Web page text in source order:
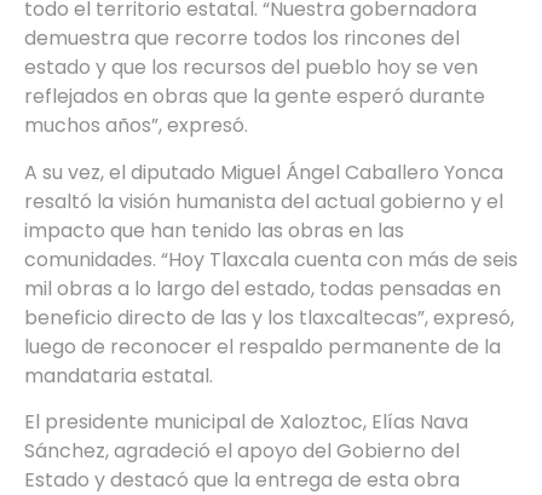
todo el territorio estatal. “Nuestra gobernadora
demuestra que recorre todos los rincones del
estado y que los recursos del pueblo hoy se ven
reflejados en obras que la gente esperó durante
muchos años”, expresó.
A su vez, el diputado Miguel Ángel Caballero Yonca
resaltó la visión humanista del actual gobierno y el
impacto que han tenido las obras en las
comunidades. “Hoy Tlaxcala cuenta con más de seis
mil obras a lo largo del estado, todas pensadas en
beneficio directo de las y los tlaxcaltecas”, expresó,
luego de reconocer el respaldo permanente de la
mandataria estatal.
El presidente municipal de Xaloztoc, Elías Nava
Sánchez, agradeció el apoyo del Gobierno del
Estado y destacó que la entrega de esta obra